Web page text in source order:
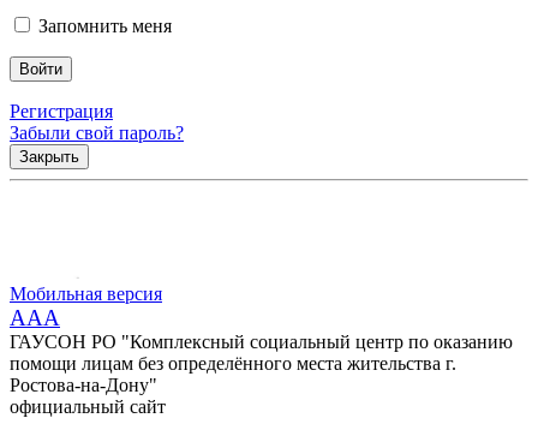
Запомнить меня
Регистрация
Забыли свой пароль?
Закрыть
Мобильная версия
AAA
ГАУСОН РО "Комплексный социальный центр по оказанию
помощи лицам без определённого места жительства г.
Ростова-на-Дону"
официальный сайт